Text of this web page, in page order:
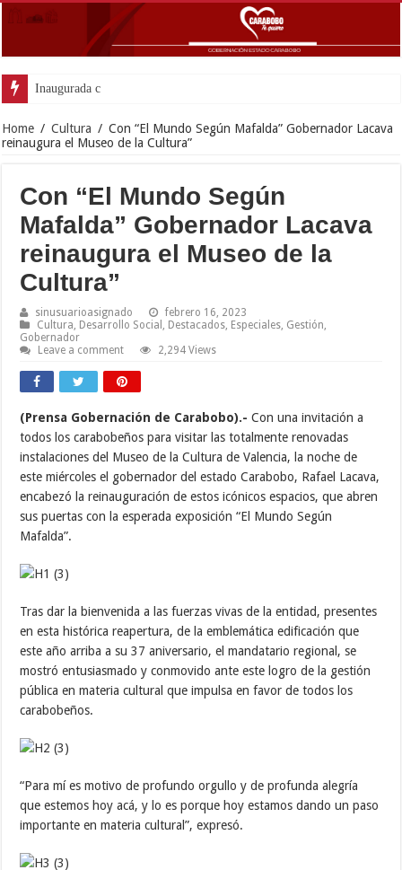
Inaugurada con éxito oficina de De
Home / Cultura / Con “El Mundo Según Mafalda” Gobernador Lacava
reinaugura el Museo de la Cultura”
Con “El Mundo Según
Mafalda” Gobernador Lacava
reinaugura el Museo de la
Cultura”
sinusuarioasignado
febrero 16, 2023
Cultura Desarrollo Social Destacados Especiales Gestión
Gobernador
Leave a comment
2,294 Views
(Prensa Gobernación de Carabobo).- Con una invitación a
todos los carabobeños para visitar las totalmente renovadas
instalaciones del Museo de la Cultura de Valencia, la noche de
este miércoles el gobernador del estado Carabobo, Rafael Lacava,
encabezó la reinauguración de estos icónicos espacios, que abren
sus puertas con la esperada exposición “El Mundo Según
Mafalda”.
Tras dar la bienvenida a las fuerzas vivas de la entidad, presentes
en esta histórica reapertura, de la emblemática edificación que
este año arriba a su 37 aniversario, el mandatario regional, se
mostró entusiasmado y conmovido ante este logro de la gestión
pública en materia cultural que impulsa en favor de todos los
carabobeños.
“Para mí es motivo de profundo orgullo y de profunda alegría
que estemos hoy acá, y lo es porque hoy estamos dando un paso
importante en materia cultural”, expresó.